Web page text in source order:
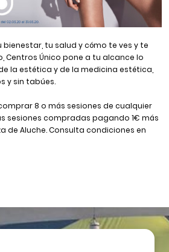
tu salud y cómo te ves y te
Centros Único pone a tu alcance lo
la estética y de la medicina estética,
y sin tabúes.
8 o más sesiones de cualquier
sesiones compradas pagando 1€ más
de Aluche. Consulta condiciones en